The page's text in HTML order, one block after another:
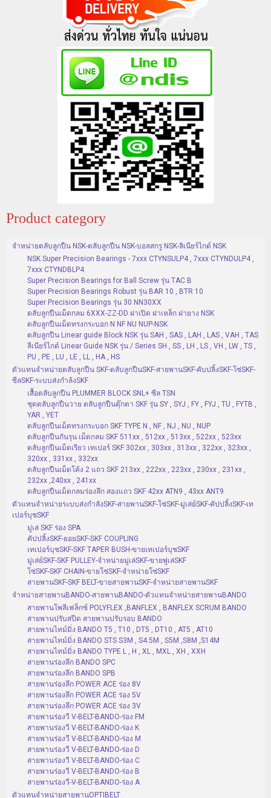
Product category
จำหน่ายตลับลูกปืน NSK-ตลับลูกปืน NSK-บอลสกรู NSK-ลิเนียร์ไกด์ NSK
NSK Super Precision Bearings - 7xxx CTYNSULP4 , 7xxx CTYNDULP4 ,
7xxx CTYNDBLP4
Super Precision Bearings for Ball Screw รุ่น TAC B
Super Precision Bearings Robust รุ่น BAR 10 , BTR 10
Super Precision Bearings รุ่น 30 NN30XX
ตลับลูกปืนเม็ดกลม 6XXX-ZZ-DD ฝาเปิด ฝาเหล็ก ฝายาง NSK
ตลับลูกปืนเม็ดทรงกระบอก N NF NU NUP-NSK
ตลับลูกปืน Linear guide Block NSK รุ่น SAH , SAS , LAH , LAS , VAH , TAS
ลีเนียร์ไกด์ Linear Guide NSK รุ่น / Series SH , SS , LH , LS , VH , LW , TS ,
PU , PE , LU , LE , LL , HA , HS
ตัวแทนจำหน่ายตลับลูกปืน SKF-ตลับลูกปืนSKF-สายพานSKF-คับปลิ้งSKF-โซ่SKF-
ซีลSKF-ระบบส่งกำล้งSKF
เสื้อตลับลูกปืน PLUMMER BLOCK SNL+ ซีล TSN
ชุดตลับลูกปืนวาย ตลับลูกปืนตุ๊กตา SKF รุ่น SY , SYJ , FY , FYJ , TU , FYTB ,
YAR , YET
ตลับลูกปืนเม็ดทรงกระบอก SKF TYPE N , NF , NJ , NU , NUP
ตลับลูกปืนกันรุน เม็ดกลม SKF 511xx , 512xx , 513xx , 522xx , 523xx
ตลับลูกปืนเม็ดเรียว เทเปอร์ SKF 302xx , 303xx , 313xx , 322xx , 323xx ,
320xx , 331xx , 332xx
ตลับลูกปืนเม็ดโค้ง 2 แถว SKF 213xx , 222xx , 223xx , 230xx , 231xx ,
232xx ,240xx , 241xx
ตลับลูกปืนเม็ดกลมร่องลึก สองแถว SKF 42xx ATN9 , 43xx ANT9
ตัวแทนจำหน่ายระบบส่งกำลังSKF-สายพานSKF-โซ่SKF-มู่เล่ย์SKF-คัปปลิ้งSKF-เท
เปอร์บุชSKF
มู่เล่ SKF ร่อง SPA
คัปปลิ้งSKF-ยอยSKF-SKF COUPLING
เทเปอร์บุชSKF-SKF TAPER BUSH-ขายเทเปอร์บุชSKF
มู่เล่ย์SKF-SKF PULLEY-จำหน่ายมู่เล่SKF-ขายพู่เล่SKF
โซ่SKF-SKF CHAIN-ขายโซ่SKF-จำหน่ายโซ่SKF
สายพานSKF-SKF BELT-ขายสายพานSKF-จำหน่ายสายพานSKF
จำหน่ายสายพานBANDO-สายพานBANDO-ตัวแทนจำหน่ายสายพานBANDO
สายพานโพลีเฟล็กซ์ POLYFLEX ,BANFLEX , BANFLEX SCRUM BANDO
สายพานปรับสปีด สายพานปรับรอบ BANDO
สายพานไทม์มิ่ง BANDO T5 , T10 , DT5 , DT10 , AT5 , AT10
สายพานไทม์มิ่ง BANDO STS S3M , S4.5M , S5M ,S8M ,S14M
สายพานไทม์มิ่ง BANDO TYPE L , H , XL , MXL , XH , XXH
สายพานร่องลึก BANDO SPC
สายพานร่องลึก BANDO SPB
สายพานร่องลึก POWER ACE ร่อง 8V
สายพานร่องลึก POWER ACE ร่อง 5V
สายพานร่องลึก POWER ACE ร่อง 3V
สายพานร่องวี V-BELT-BANDO-ร่อง FM
สายพานร่องวี V-BELT-BANDO-ร่อง K
สายพานร่องวี V-BELT-BANDO-ร่อง M
สายพานร่องวี V-BELT-BANDO-ร่อง D
สายพานร่องวี V-BELT-BANDO-ร่อง C
สายพานร่องวี V-BELT-BANDO-ร่อง B
สายพานร่องวี-V-BELT-BANDO-ร่อง A
ตัวแทนจำหน่ายสายพานOPTIBELT